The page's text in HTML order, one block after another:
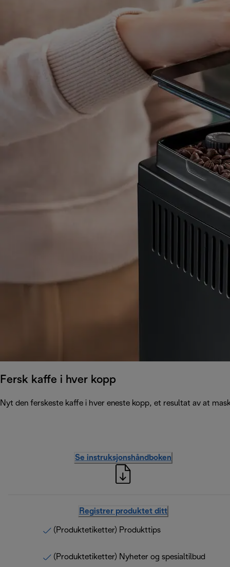
Fersk kaffe i hver kopp
Nyt den ferskeste kaffe i hver eneste kopp, et resultat av at
Se instruksjonshåndboken
Registrer produktet ditt
(Produktetiketter) Produkttips
(Produktetiketter) Nyheter og spesialtilbud